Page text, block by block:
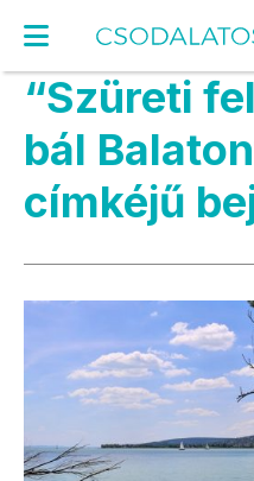
“Szüreti
bál
címkéjű